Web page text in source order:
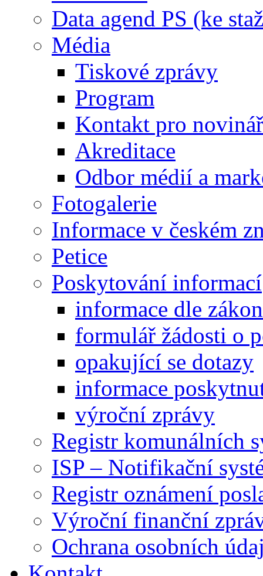
Data agend PS (ke
Média
Tiskové zprávy
Program
Kontakt pro
Akreditace
Odbor médií a
Fotogalerie
Informace v českém
Petice
Poskytování informací
informace dle
formulář žádosti o
opakující se dotazy
informace
výroční zprávy
Registr komunálních
ISP – Notifikační
Registr oznámení
Výroční finanční
Ochrana osobních